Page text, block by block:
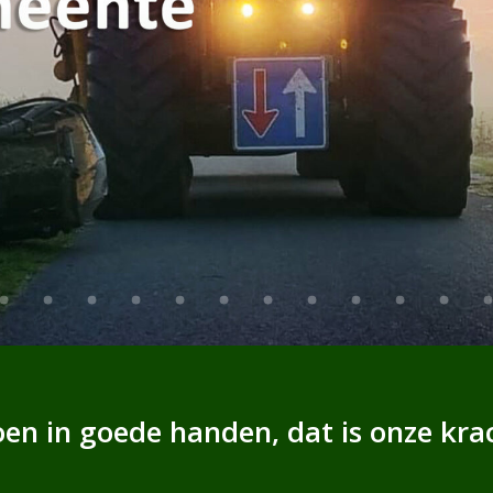
in goede handen, dat is onze